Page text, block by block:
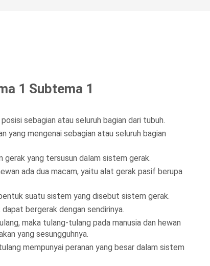
1 Subtema 1
sebagian atau seluruh bagian dari tubuh.
yang mengenai sebagian atau seluruh bagian
gerak yang tersusun dalam sistem gerak.
ada dua macam, yaitu alat gerak pasif berupa
suatu sistem yang disebut sistem gerak.
bergerak dengan sendirinya.
maka tulang-tulang pada manusia dan hewan
yang sesungguhnya.
mempunyai peranan yang besar dalam sistem